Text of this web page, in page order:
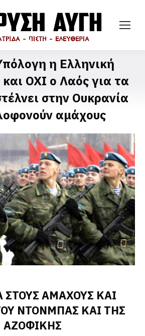
η Ελληνική
ΟΧΙ ο Λαός για τα
στην Ουκρανία
αμάχους
ΑΜΑΧΟΥΣ ΚΑΙ
ΝΤΟΝΜΠΑΣ ΚΑΙ ΤΗΣ
ΑΖΟΦΙΚΗΣ